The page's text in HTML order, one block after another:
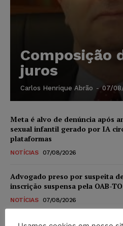
Composição
juros
Carlos Henrique Abrão - 07/
Meta é alvo de denúncia após
sexual infantil gerado por IA
plataformas
NOTÍCIAS 07/08/2026
Advogado preso por suspeita
inscrição suspensa pela OAB-TO
NOTÍCIAS 07/08/2026
STF amplia isenção de IBS e